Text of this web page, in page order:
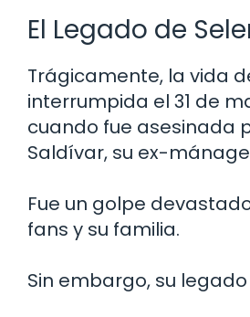
El Legado de
Trágicamente, la vida
interrumpida el 31 de
cuando fue asesinada
Saldívar, su ex-
Fue un golpe
fans y su familia.
Sin embargo, su legado